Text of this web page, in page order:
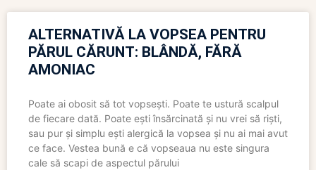
ALTERNATIVĂ LA VOPSEA PENTRU
PĂRUL CĂRUNT: BLÂNDĂ, FĂRĂ
AMONIAC
Poate ai obosit să tot vopsești. Poate te ustură scalpul
de fiecare dată. Poate ești însărcinată și nu vrei să riști,
sau pur și simplu ești alergică la vopsea și nu ai mai avut
ce face. Vestea bună e că vopseaua nu este singura
cale să scapi de aspectul părului